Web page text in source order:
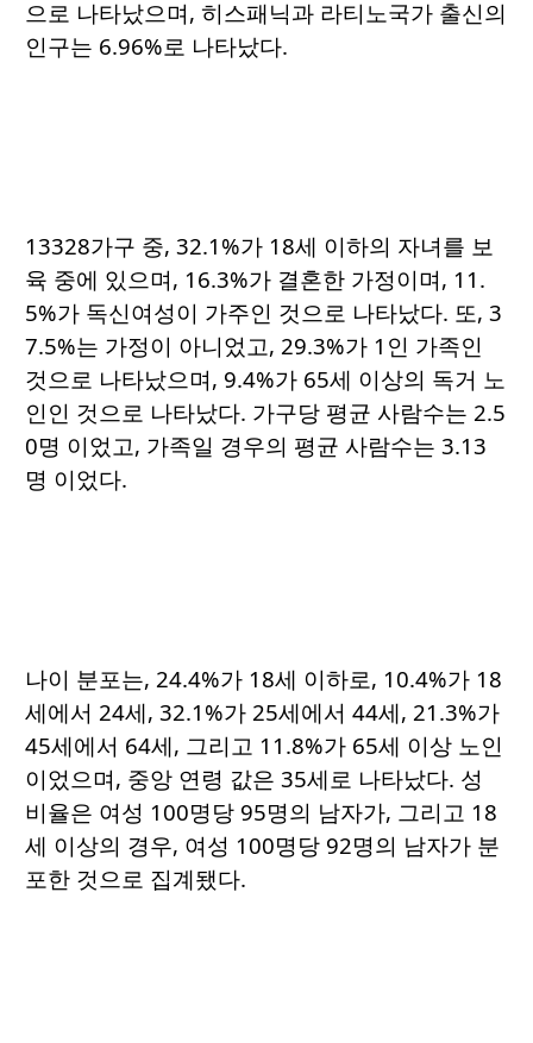
으로 나타났으며, 히스패닉과 라티노국가 출신의
인구는 6.96%로 나타났다.
13328가구 중, 32.1%가 18세 이하의 자녀를 보
육 중에 있으며, 16.3%가 결혼한 가정이며, 11.
5%가 독신여성이 가주인 것으로 나타났다. 또, 3
7.5%는 가정이 아니었고, 29.3%가 1인 가족인
것으로 나타났으며, 9.4%가 65세 이상의 독거 노
인인 것으로 나타났다. 가구당 평균 사람수는 2.5
0명 이었고, 가족일 경우의 평균 사람수는 3.13
명 이었다.
나이 분포는, 24.4%가 18세 이하로, 10.4%가 18
세에서 24세, 32.1%가 25세에서 44세, 21.3%가
45세에서 64세, 그리고 11.8%가 65세 이상 노인
이었으며, 중앙 연령 값은 35세로 나타났다. 성
비율은 여성 100명당 95명의 남자가, 그리고 18
세 이상의 경우, 여성 100명당 92명의 남자가 분
포한 것으로 집계됐다.